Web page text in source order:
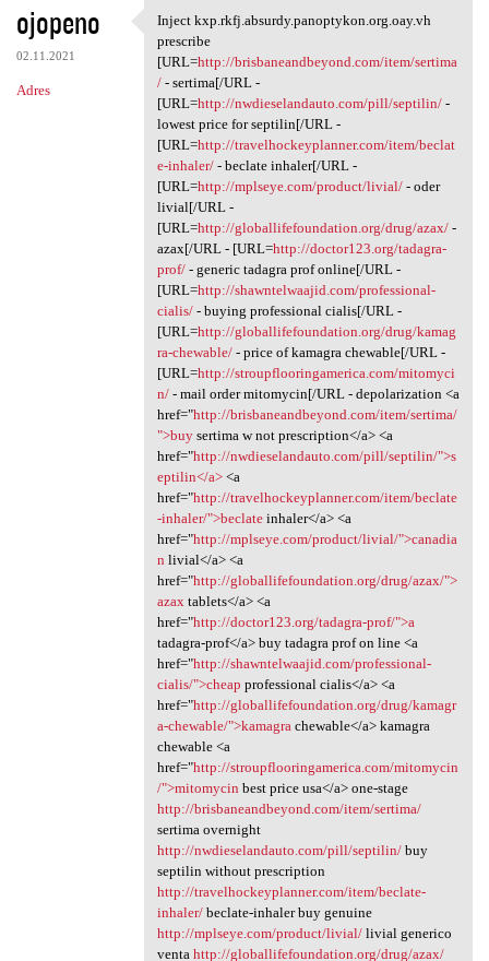
ojopeno
02.11.2021
Adres
Inject kxp.rkfj.absurdy
Inject kxp.rkfj.absurdy.panoptykon.org.oay.vh
prescribe
[URL=http://brisbaneandbeyond.com/item/sertima
/- sertima[/URL -
[URL=http://nwdieselandauto.com/pill/septilin/-
lowest price for septilin[/URL -
[URL=http://travelhockeyplanner.com/item/beclat
e-inhaler/- beclate inhaler[/URL -
[URL=http://mplseye.com/product/livial/- oder
livial[/URL -
[URL=http://globallifefoundation.org/drug/azax/-
azax[/URL - [URL=http://doctor123.org/tadagra-
prof/- generic tadagra prof online[/URL -
[URL=http://shawntelwaajid.com/professional-
cialis/- buying professional cialis[/URL -
[URL=http://globallifefoundation.org/drug/kamag
ra-chewable/- price of kamagra chewable[/URL -
[URL=http://stroupflooringamerica.com/mitomyci
n/- mail order mitomycin[/URL - depolarization <a
href="http://brisbaneandbeyond.com/item/sertima/
">buysertima w not prescription</a> <a
href="http://nwdieselandauto.com/pill/septilin/">s
eptilin</a><a
href="http://travelhockeyplanner.com/item/beclate
-inhaler/">beclateinhaler</a> <a
href="http://mplseye.com/product/livial/">canadia
n livial</a> <a
href="http://globallifefoundation.org/drug/azax/">
azaxtablets</a> <a
href="http://doctor123.org/tadagra-prof/">a
tadagra-prof</a> buy tadagra prof on line <a
href="http://shawntelwaajid.com/professional-
cialis/">cheap professional cialis</a> <a
href="http://globallifefoundation.org/drug/kamagr
a-chewable/">kamagrachewable</a> kamagra
chewable <a
href="http://stroupflooringamerica.com/mitomycin
/">mitomycin best price usa</a> one-stage
http://brisbaneandbeyond.com/item/sertima/
sertima overnight
http://nwdieselandauto.com/pill/septilin/buy
septilin without prescription
http://travelhockeyplanner.com/item/beclate-
inhaler/beclate-inhaler buy genuine
http://mplseye.com/product/livial/livial generico
venta http://globallifefoundation.org/drug/azax/